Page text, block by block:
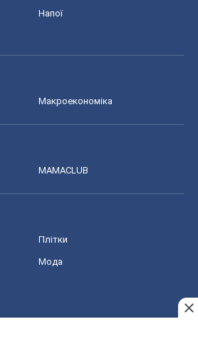
Напої
Макроекономіка
MAMACLUB
Плітки
Мода